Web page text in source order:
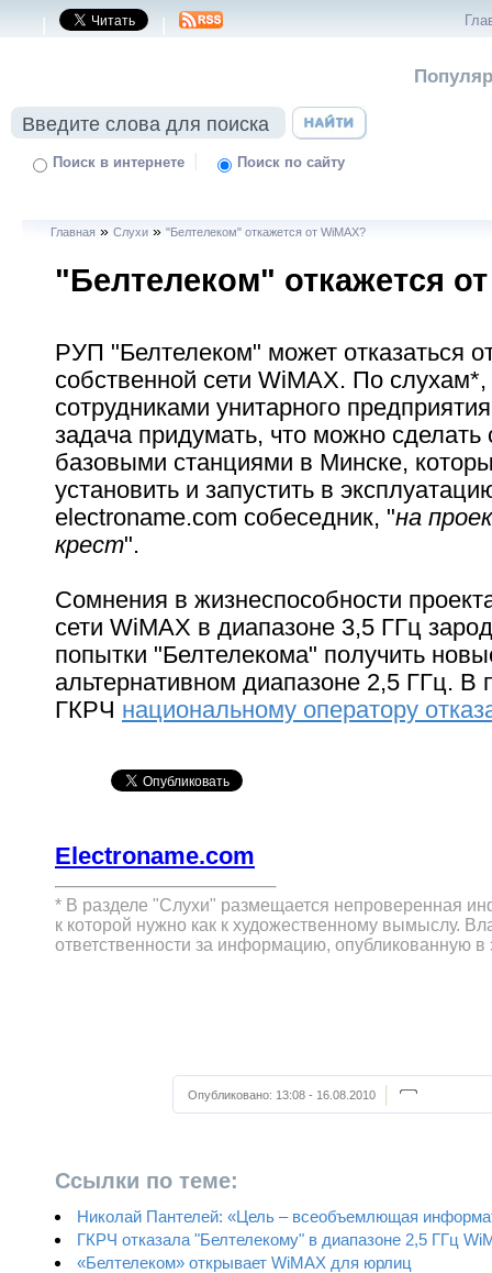
| |
Поиск в интернете | Поиск по сайту
Главная »Слухи »"Белтелеком" откажется от WiMAX?
"Белтелеком" откажется
РУП "Белтелеком" может отказаться
собственной сети WiMAX. По
сотрудниками унитарного
задача придумать, что можно сделать
базовыми станциями в Минске,
установить и запустить в
electroname.com собеседник, "на
крест".
Сомнения в жизнеспособности
сети WiMAX в диапазоне 3,5 ГГц
попытки "Белтелекома" получить
альтернативном диапазоне 2,5 ГГц. В
ГКРЧ национальному оператору
Electroname.com
* В разделе "Слухи" размещается непроверенная
к которой нужно как к художественному вымыслу.
ответственности за информацию, опубликованную в
Опубликовано: 13:08 - 16.08.2010
Ссылки по теме:
Николай Пантелей: «Цель – всеобъемлющая
ГКРЧ отказала "Белтелекому" в диапазоне 2,5 ГГц
«Белтелеком» открывает WiMAX для юрлиц